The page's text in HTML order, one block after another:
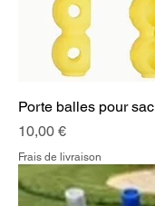
Porte balles pour sac
Prix
10,00 €
Frais de livraison